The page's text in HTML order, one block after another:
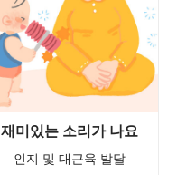
재미있는 소리가 나요
인지 및 대근육 발달